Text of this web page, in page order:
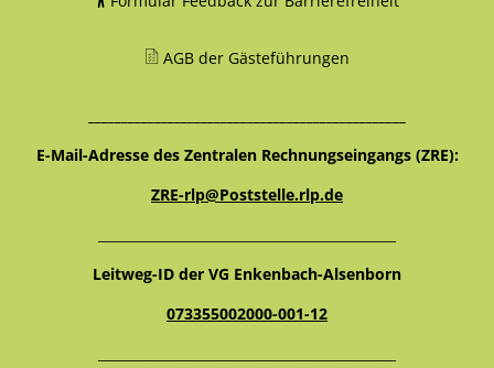
AGB der Gästeführungen
E-Mail-Adresse des Zentralen Rechnungseingangs (ZRE):
ZRE-rlp@Poststelle.rlp.de
Leitweg-ID der VG Enkenbach-Alsenborn
073355002000-001-12